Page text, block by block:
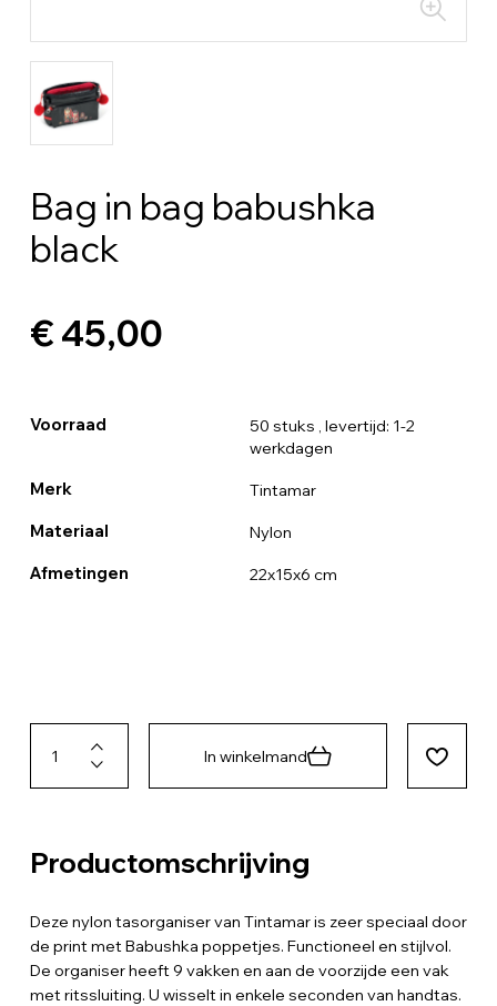
Bag in bag babushka
black
€ 45,00
Voorraad 50 stuks , levertijd: 1-2
werkdagen
Merk Tintamar
Materiaal Nylon
Afmetingen 22x15x6 cm
In winkelmand
Productomschrijving
Deze nylon tasorganiser van Tintamar is zeer speciaal door
de print met Babushka poppetjes. Functioneel en stijlvol.
De organiser heeft 9 vakken en aan de voorzijde een vak
met ritssluiting. U wisselt in enkele seconden van handtas.